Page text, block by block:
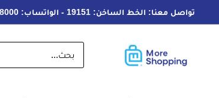
الى
تواصل معنا: الخط الساخن: 19151 - الواتساب: 01024348000